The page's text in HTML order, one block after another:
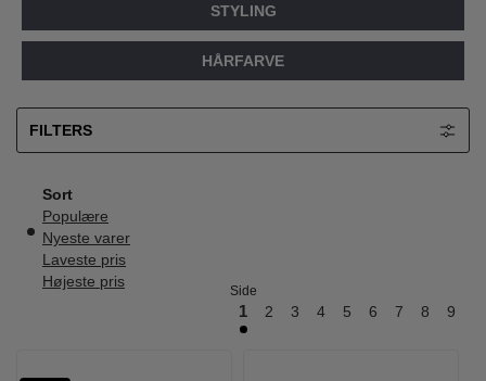
STYLING
HÅRFARVE
FILTERS
Sort
Populære
Nyeste varer
Laveste pris
Højeste pris
Side
1 2 3 4 5 6 7 8 9